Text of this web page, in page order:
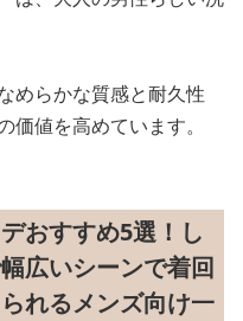
めらかな質感と耐久性
値を高めています。
おすすめ5選！し
広いシーンで着回
れるメンズ向け一